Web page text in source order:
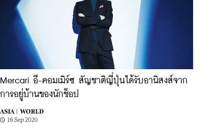
Mercari อี-คอมเมิร์ซ สัญชาติญี่ปุ่นได้รับอานิสงส์จาก
การอยู่บ้านของนักช็อป
ASIA |
WORLD
16 Sep 2020